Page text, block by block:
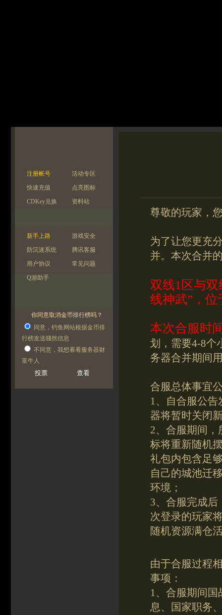
注册帐号
活动专区
快速充值
点亮图标
CDKey兑换
资料站
新手上路
游戏安全
防沉迷系统
腾讯客服
用户协议
常见问题
Q游助手
你同意取消金币排行榜吗？
同意，钓鱼网站根据金币排
行榜发送骚扰信息
不同意，我想看看服务器财
富牛人
尊敬的玩家，
为了让您更充
并。本次合并
双线1区与
线神武”，
本次合服时
划，需要4-8个
务器合并期间
合服总体事宜
1、自合服公
器将暂时关闭
2、合服期间
标将重新随机
礼包内包含足
自己的城池迁
环境；
3、合服完成
次登录的玩家
随机资源满仓
由于合服过程
事项：
1、合服期间
息、国家职务